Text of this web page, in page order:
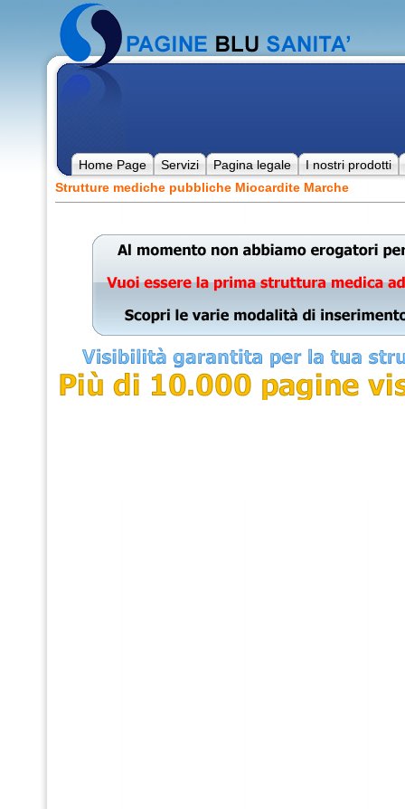
Home Page Servizi Pagina legale
I nostri prodotti
Strutture mediche pubbliche Miocardite Marche